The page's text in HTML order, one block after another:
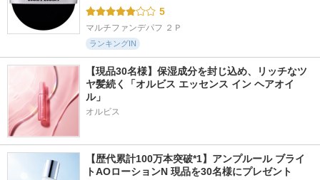
5
マルチファンデパフ ２Ｐ
ランキングIN
【現品30名様】保湿成分を封じ込め、リッチなツ
ヤ髪続く「オルビス エッセンス イン ヘアオイ
ル」
オルビス
【歴代累計100万本突破*1】アンプルール ブライ
トAOローションN 現品を30名様にプレゼント